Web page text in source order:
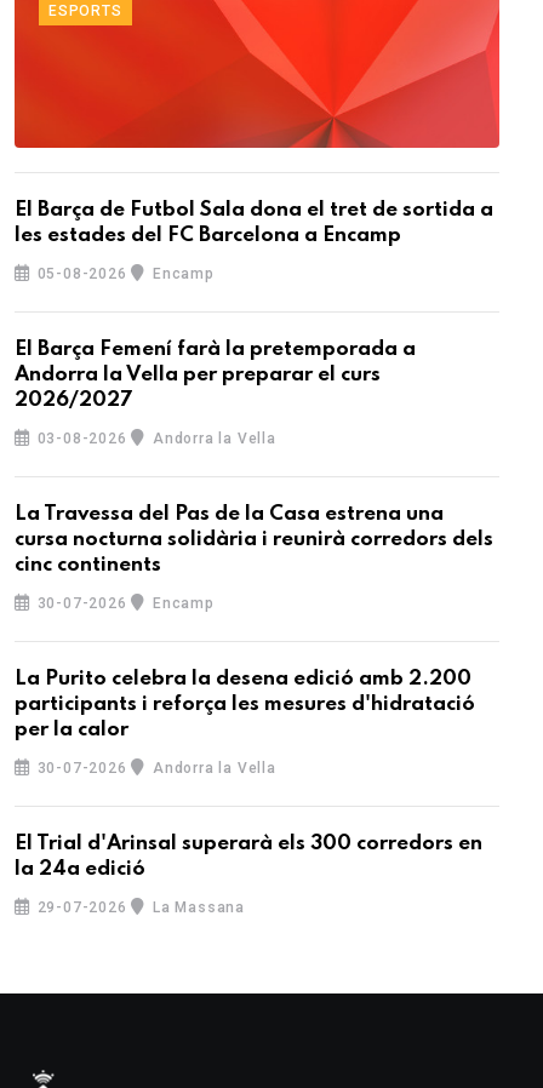
ESPORTS
El Barça de Futbol Sala dona el tret de sortida a
les estades del FC Barcelona a Encamp
05-08-2026 Encamp
El Barça Femení farà la pretemporada a
Andorra la Vella per preparar el curs
2026/2027
03-08-2026 Andorra la Vella
La Travessa del Pas de la Casa estrena una
cursa nocturna solidària i reunirà corredors dels
cinc continents
30-07-2026 Encamp
La Purito celebra la desena edició amb 2.200
participants i reforça les mesures d'hidratació
per la calor
30-07-2026 Andorra la Vella
El Trial d'Arinsal superarà els 300 corredors en
la 24a edició
29-07-2026 La Massana